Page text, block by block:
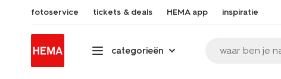
fotoservice tickets & deals HEMA app inspiratie
categorieën waar ben je